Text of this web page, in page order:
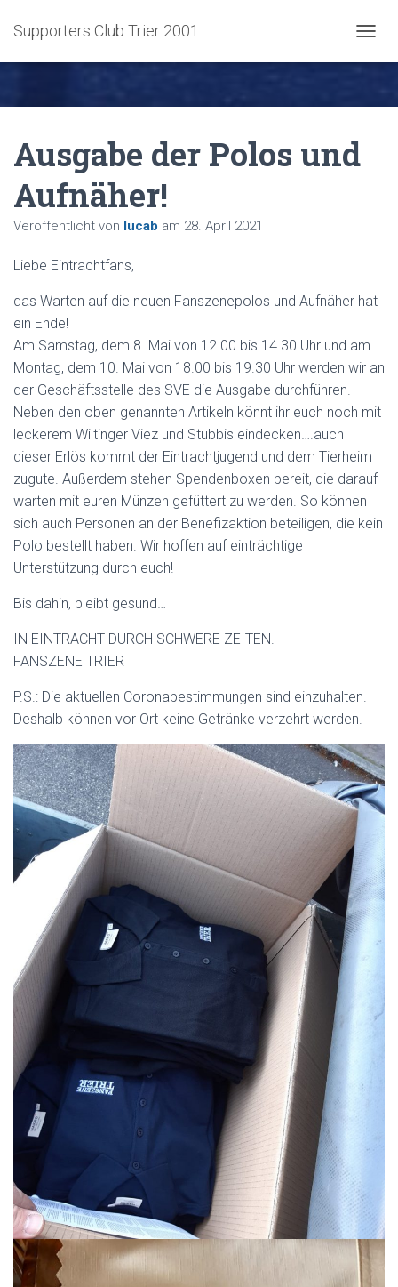
Supporters Club Trier 2001
Ausgabe der Polos und
Aufnäher!
Veröffentlicht von lucab am 28. April 2021
Liebe Eintrachtfans,
das Warten auf die neuen Fanszenepolos und Aufnäher hat
ein Ende!
Am Samstag, dem 8. Mai von 12.00 bis 14.30 Uhr und am
Montag, dem 10. Mai von 18.00 bis 19.30 Uhr werden wir an
der Geschäftsstelle des SVE die Ausgabe durchführen.
Neben den oben genannten Artikeln könnt ihr euch noch mit
leckerem Wiltinger Viez und Stubbis eindecken….auch
dieser Erlös kommt der Eintrachtjugend und dem Tierheim
zugute. Außerdem stehen Spendenboxen bereit, die darauf
warten mit euren Münzen gefüttert zu werden. So können
sich auch Personen an der Benefizaktion beteiligen, die kein
Polo bestellt haben. Wir hoffen auf einträchtige
Unterstützung durch euch!
Bis dahin, bleibt gesund…
IN EINTRACHT DURCH SCHWERE ZEITEN.
FANSZENE TRIER
P.S.: Die aktuellen Coronabestimmungen sind einzuhalten.
Deshalb können vor Ort keine Getränke verzehrt werden.